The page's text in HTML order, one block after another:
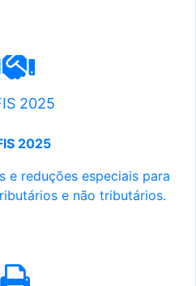
2025
2025
e reduções especiais para
e não tributários.